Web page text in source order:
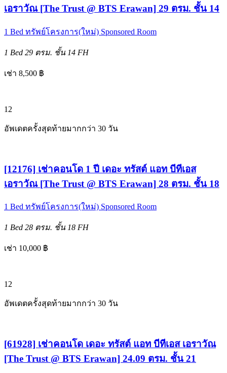
เอราวัณ [The Trust @ BTS Erawan] 29 ตรม. ชั้น 14
1 Bed ทรัพย์โครงการ(ใหม่) Sponsored Room
1 Bed 29 ตรม. ชั้น 14 FH
เช่า 8,500 ฿
12
อัพเดตครั้งสุดท้ายมากกว่า 30 วัน
[12176] เช่าคอนโด 1 ปี เดอะ ทรัสต์ แอท บีทีเอส
เอราวัณ [The Trust @ BTS Erawan] 28 ตรม. ชั้น 18
1 Bed ทรัพย์โครงการ(ใหม่) Sponsored Room
1 Bed 28 ตรม. ชั้น 18 FH
เช่า 10,000 ฿
12
อัพเดตครั้งสุดท้ายมากกว่า 30 วัน
[61928] เช่าคอนโด เดอะ ทรัสต์ แอท บีทีเอส เอราวัณ
[The Trust @ BTS Erawan] 24.09 ตรม. ชั้น 21